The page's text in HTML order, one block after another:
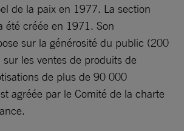
de la paix en 1977. La section
été créée en 1971. Son
sur la générosité du public (200
les ventes de produits de
de plus de 90 000
agréée par le Comité de la charte